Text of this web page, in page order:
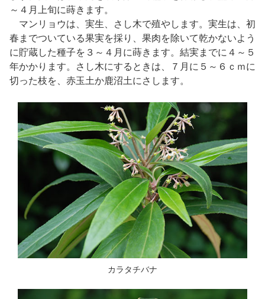
～４月上旬に蒔きます。
マンリョウは、実生、さし木で殖やします。実生は、初
春までついている果実を採り、果肉を除いて乾かないよう
に貯蔵した種子を３～４月に蒔きます。結実までに４～５
年かかります。さし木にするときは、７月に５～６ｃｍに
切った枝を、赤玉土か鹿沼土にさします。
カラタチバナ